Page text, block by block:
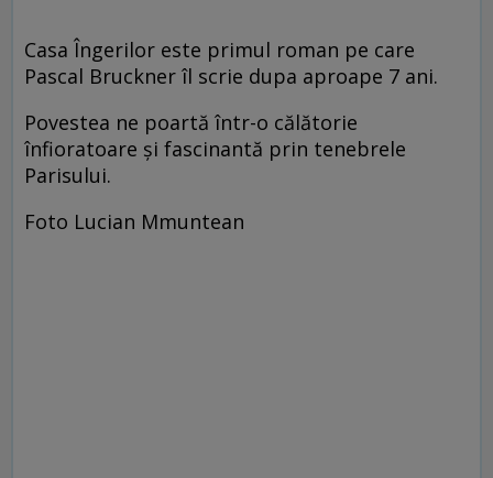
Casa Îngerilor este primul roman pe care
Pascal Bruckner îl scrie dupa aproape 7 ani.
Povestea ne poartă într-o călătorie
înfioratoare și fascinantă prin tenebrele
Parisului.
Foto Lucian Mmuntean